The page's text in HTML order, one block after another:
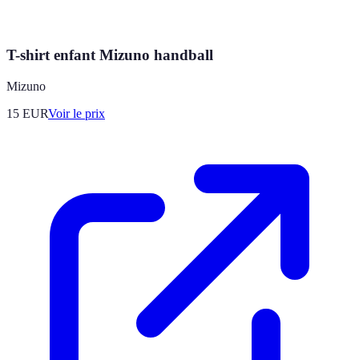
T-shirt enfant Mizuno handball
Mizuno
15 EURVoir le prix